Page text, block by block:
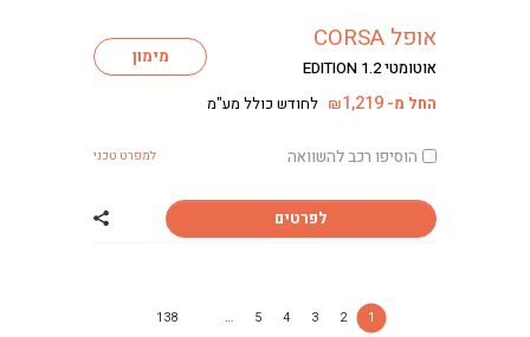
אופל CORSA
אוטומטי EDITION 1.2 מימון
החל מ- ₪1,219 לחודש כולל מע"מ
הוסיפו רכב להשוואה למפרט טכני
לפרטים שתף רכב אופל CORSA
1
2
3
4
5
…
138